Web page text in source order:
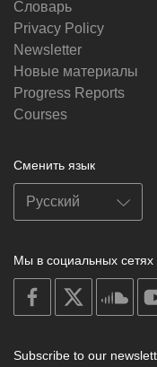
Словарь
Privacy Policy
Newsletter
Новые материалы
Progress Reports
Courses
Сменить язык
Мы в социальных сетях
on
facebook
Subscribe to our